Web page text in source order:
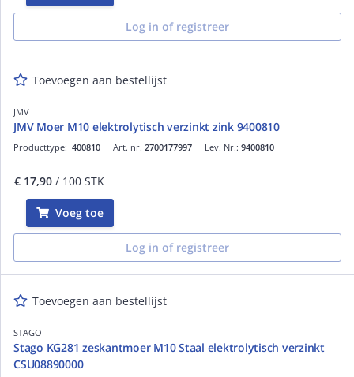
Log in of registreer
Toevoegen aan bestellijst
JMV
JMV Moer M10 elektrolytisch verzinkt zink 9400810
Art. nr. 2700177997
Producttype: 400810 Lev. Nr.: 9400810
€ 17,90 / 100 STK
Voeg toe
Log in of registreer
Toevoegen aan bestellijst
STAGO
Stago KG281 zeskantmoer M10 Staal elektrolytisch verzinkt
CSU08890000